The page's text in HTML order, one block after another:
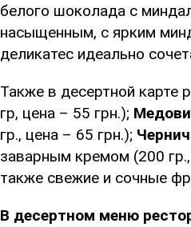
белого шоколада с
насыщенным, с ярким
деликатес идеально
Также в десертной карте
гр, цена – 55 грн.);
гр., цена – 65 грн.);
заварным кремом (200
также свежие и сочные
В десертном меню